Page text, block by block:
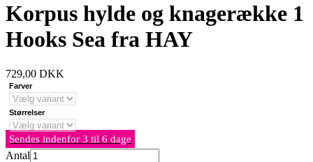
Korpus hylde og knagerække 1
Hooks Sea fra HAY
729,00 DKK
Farver
Størrelser
Sendes indenfor 3 til 6 dage
Antal